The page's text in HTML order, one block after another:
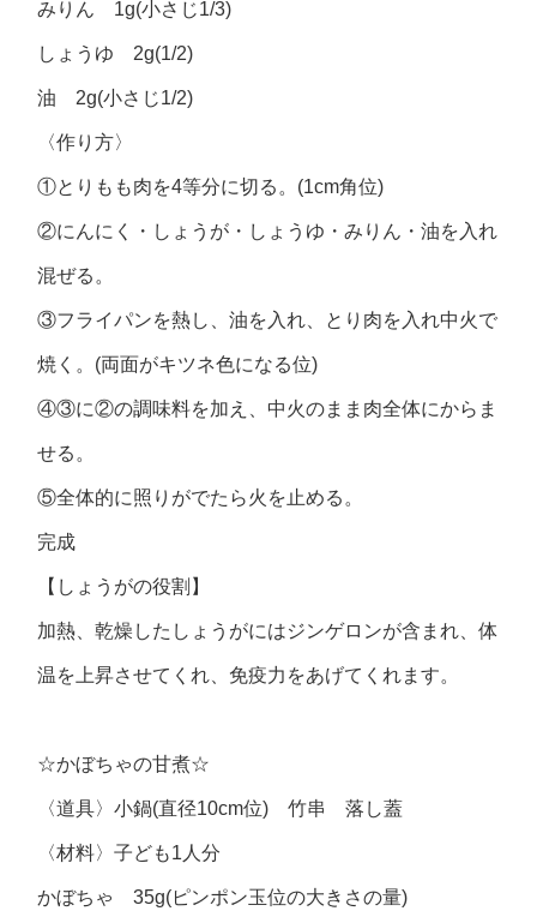
みりん 1g(小さじ1/3)
しょうゆ 2g(1/2)
油 2g(小さじ1/2)
〈作り方〉
①とりもも肉を4等分に切る。(1cm角位)
②にんにく・しょうが・しょうゆ・みりん・油を入れ
混ぜる。
③フライパンを熱し、油を入れ、とり肉を入れ中火で
焼く。(両面がキツネ色になる位)
④③に②の調味料を加え、中火のまま肉全体にからま
せる。
⑤全体的に照りがでたら火を止める。
完成
【しょうがの役割】
加熱、乾燥したしょうがにはジンゲロンが含まれ、体
温を上昇させてくれ、免疫力をあげてくれます。
☆かぼちゃの甘煮☆
〈道具〉小鍋(直径10cm位) 竹串 落し蓋
〈材料〉子ども1人分
かぼちゃ 35g(ピンポン玉位の大きさの量)